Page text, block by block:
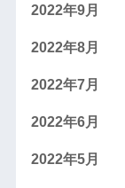
2022年9月
2022年8月
2022年7月
2022年6月
2022年5月